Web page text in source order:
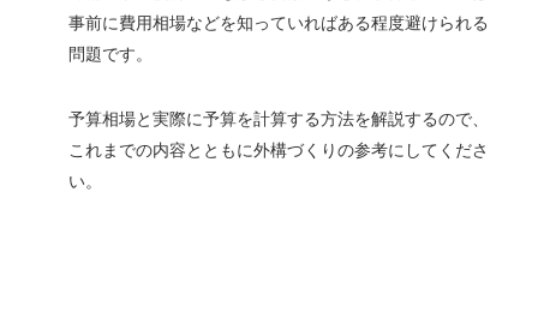
事前に費用相場などを知っていればある程度避けられる
問題です。
予算相場と実際に予算を計算する方法を解説するので、
これまでの内容とともに外構づくりの参考にしてくださ
い。